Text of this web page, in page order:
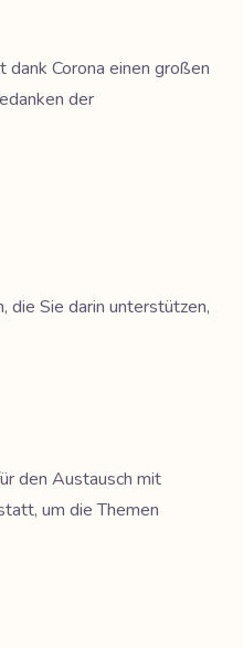
Corona einen großen
der
die Sie darin unterstützen,
den Austausch mit
um die Themen